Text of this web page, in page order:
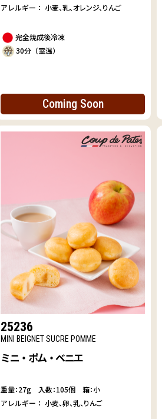
アレルギー： 小麦 乳 オレンジ りんご
完全焼成後冷凍
30分（室温）
Coming Soon
25236
MINI BEIGNET SUCRE POMME
ミニ・ポム・ベニエ
重量：27g 入数：105個 箱：小
アレルギー： 小麦 卵 乳 りんご